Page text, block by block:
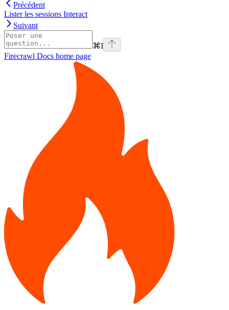
Précédent
Lister les sessions Interact
Suivant
⌘I
Firecrawl Docs home page